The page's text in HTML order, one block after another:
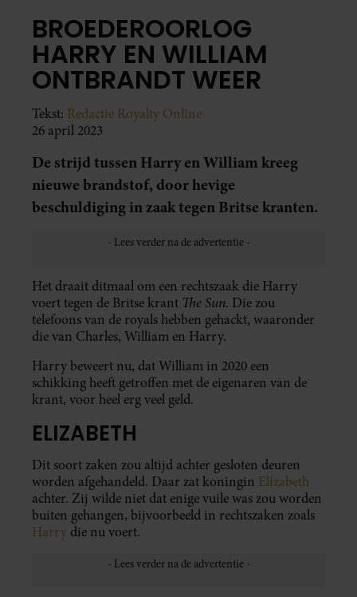
BROEDEROORLOG
HARRY EN WILLIAM
ONTBRANDT WEER
Tekst: Redactie Royalty Online
26 april 2023
De strijd tussen Harry en William kreeg
nieuwe brandstof, door hevige
beschuldiging in zaak tegen Britse kranten.
Het draait ditmaal om een rechtszaak die Harry
voert tegen de Britse krant The Sun. Die zou
telefoons van de royals hebben gehackt, waaronder
die van Charles, William en Harry.
Harry beweert nu, dat William in 2020 een
schikking heeft getroffen met de eigenaren van de
krant, voor heel erg veel geld.
ELIZABETH
Dit soort zaken zou altijd achter gesloten deuren
worden afgehandeld. Daar zat koningin Elizabeth
achter. Zij wilde niet dat enige vuile was zou worden
buiten gehangen, bijvoorbeeld in rechtszaken zoals
Harry die nu voert.